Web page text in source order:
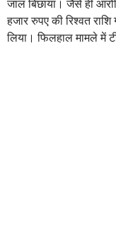
जाल बिछाया। जैसे ही
हजार रुपए की रिश्वत
लिया। फिलहाल मामले में